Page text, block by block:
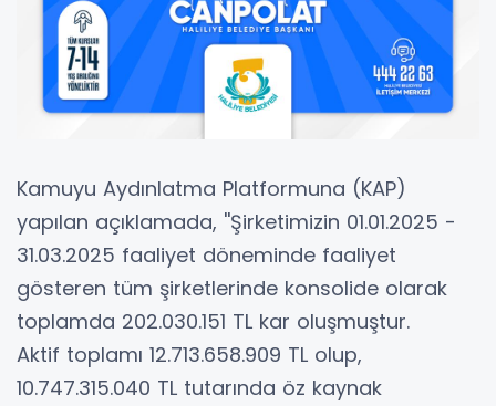
Kamuyu Aydınlatma Platformuna (KAP)
yapılan açıklamada, ''Şirketimizin 01.01.2025 -
31.03.2025 faaliyet döneminde faaliyet
gösteren tüm şirketlerinde konsolide olarak
toplamda 202.030.151 TL kar oluşmuştur.
Aktif toplamı 12.713.658.909 TL olup,
10.747.315.040 TL tutarında öz kaynak